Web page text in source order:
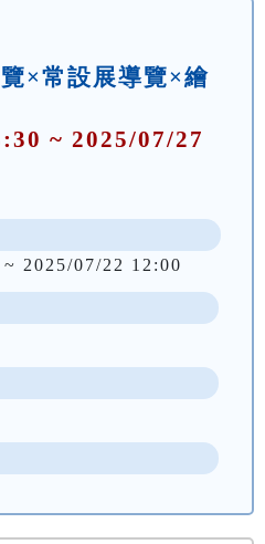
×常設展導覽×繪
~ 2025/07/27
2025/07/22 12:00